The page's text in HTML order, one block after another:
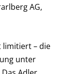
AG,
limitiert – die
unter